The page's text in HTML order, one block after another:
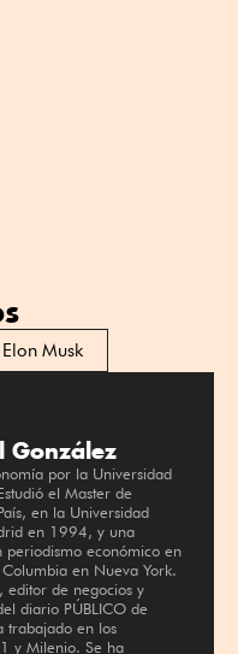
Elon Musk
González
por la Universidad
el Master de
en la Universidad
en 1994, y una
periodismo económico en
en Nueva York.
editor de negocios y
diario PÚBLICO de
trabajado en los
y Milenio. Se ha